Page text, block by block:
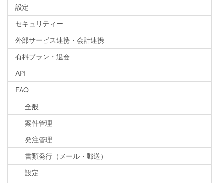
設定
セキュリティー
外部サービス連携・会計連携
有料プラン・退会
API
FAQ
全般
案件管理
発注管理
書類発行（メール・郵送）
設定